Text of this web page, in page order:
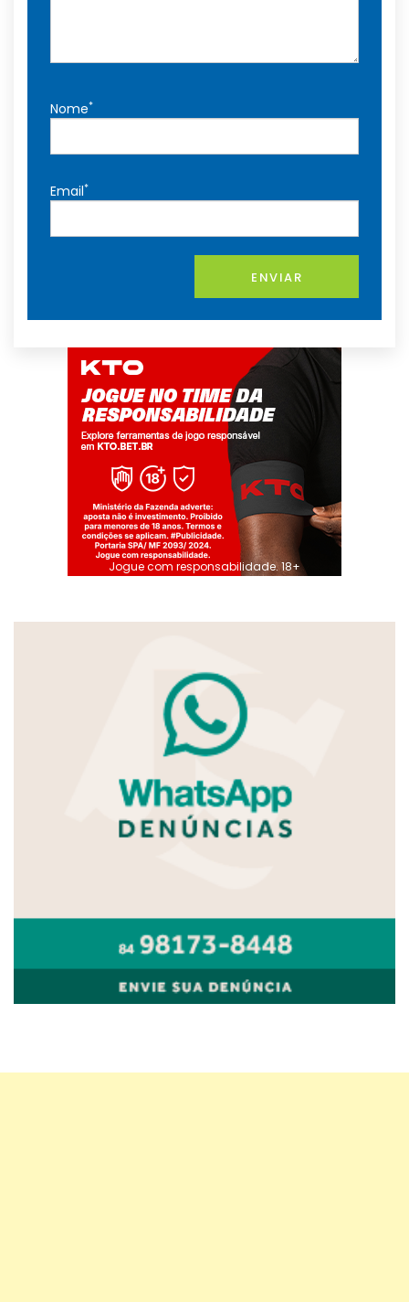
Nome*
Email*
ENVIAR
Jogue com responsabilidade. 18+